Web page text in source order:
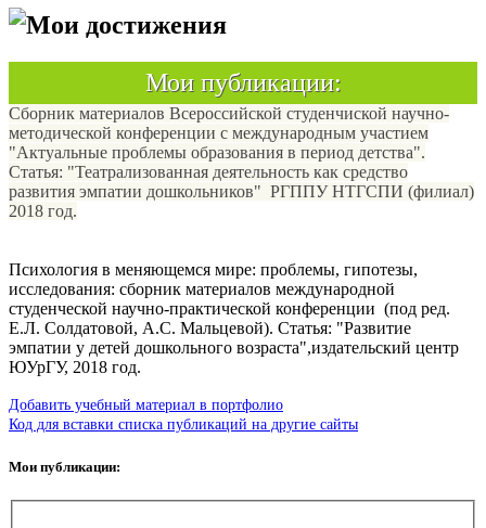
Мои достижения
Мои публикации:
Сборник материалов Всероссийской студенчиской научно-
методической конференции с международным участием
"Актуальные проблемы образования в период детства".
Статья: "Театрализованная деятельность как средство
развития эмпатии дошкольников" РГППУ НТГСПИ (филиал)
2018 год.
Психология в меняющемся мире: проблемы, гипотезы,
исследования: сборник материалов международной
студенческой научно-практической конференции (под ред.
Е.Л. Солдатовой, А.С. Мальцевой). Статья: "Развитие
эмпатии у детей дошкольного возраста",издательский центр
ЮУрГУ, 2018 год.
Добавить учебный материал в портфолио
Код для вставки списка публикаций на другие сайты
Мои публикации: